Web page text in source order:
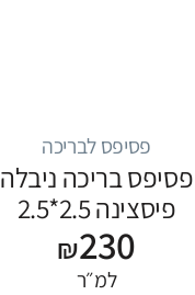
פסיפס לבריכה
פסיפס בריכה ניבלה
פיסצינה 2.5*2.5
₪230
למ״ר